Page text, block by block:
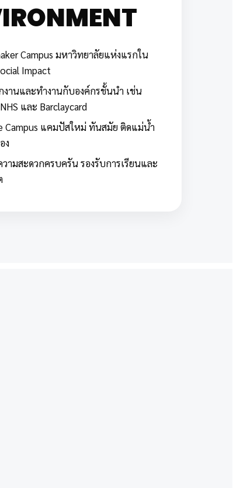
Campus มหาวิทยาลัยแห่งแรกใน
Impact
งานและทำงานกับองค์กรชั้นนำ เช่น
และ Barclaycard
Campus แคมปัสใหม่ ทันสมัย ติดแม่น้ำ
ง
วามสะดวกครบครัน รองรับการเรียนและ